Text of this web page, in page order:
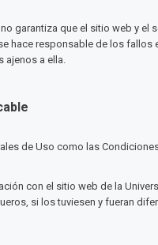
garantiza que el sitio web y
hace responsable de los
ajenos a ella.
de Uso como las
con el sitio web de la
si los tuviesen y fueran